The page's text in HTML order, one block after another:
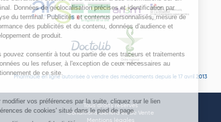
Pharmacie en ligne autorisée à vendre des médicaments depuis le 17 avril 2013
Tous droits réservés
Conditions Générales de Vente
Mentions légales